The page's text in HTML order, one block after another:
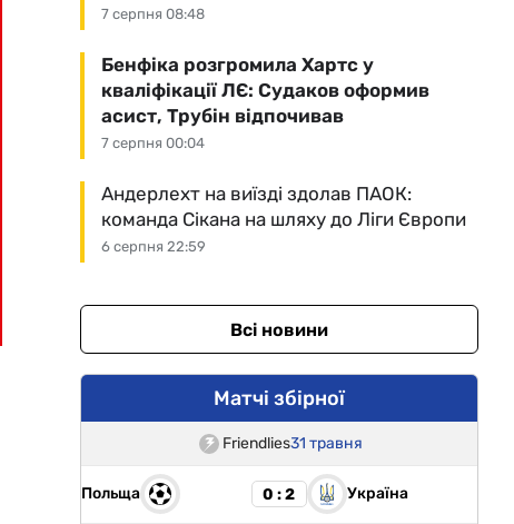
7 серпня 08:48
7 серпня 00:04
Бенфіка розгромила Хартс у
кваліфікації ЛЄ: Судаков оформив
асист, Трубін відпочивав
6 серпня 22:59
Андерлехт на виїзді здолав ПАОК:
команда Сікана на шляху до Ліги Європи
Всі новини
Матчі збірної
Friendlies31 травня
Польща 0 : 2 Україна